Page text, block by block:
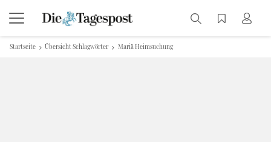
Startseite Übersicht Schlagwörter Mariä Heimsuchung